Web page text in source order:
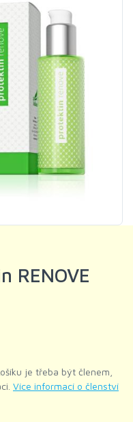
RENOVE
je třeba být členem,
Více informací o členství